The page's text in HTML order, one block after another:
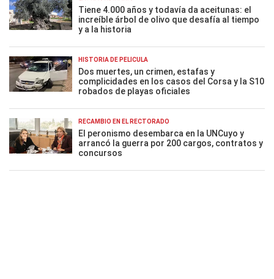
Tiene 4.000 años y todavía da aceitunas: el
increíble árbol de olivo que desafía al tiempo
y a la historia
HISTORIA DE PELÍCULA
Dos muertes, un crimen, estafas y
complicidades en los casos del Corsa y la S10
robados de playas oficiales
RECAMBIO EN EL RECTORADO
El peronismo desembarca en la UNCuyo y
arrancó la guerra por 200 cargos, contratos y
concursos